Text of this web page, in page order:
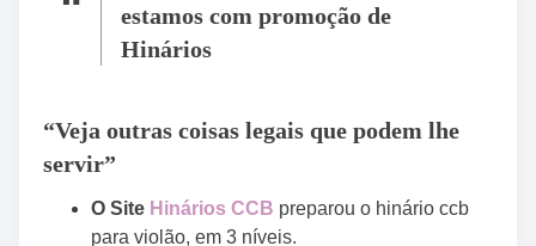
estamos com promoção de
Hinários
“Veja outras coisas legais que podem lhe
servir”
O Site Hinários CCB preparou o hinário ccb
para violão, em 3 níveis.